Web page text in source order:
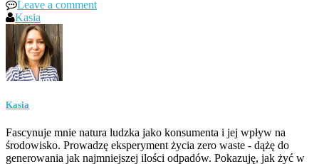
Leave a comment
Kasia
Kasia
Fascynuje mnie natura ludzka jako konsumenta i jej wpływ na
środowisko. Prowadzę eksperyment życia zero waste - dążę do
generowania jak najmniejszej ilości odpadów. Pokazuję, jak żyć w